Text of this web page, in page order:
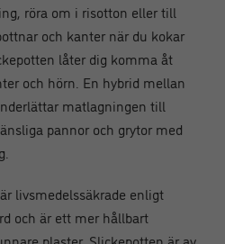
röra om i risotton eller till
och kanter när du kokar
låter dig komma åt
och hörn. En hybrid mellan
matlagningen till
pannor och grytor med
livsmedelssäkrade enligt
och är ett mer hållbart